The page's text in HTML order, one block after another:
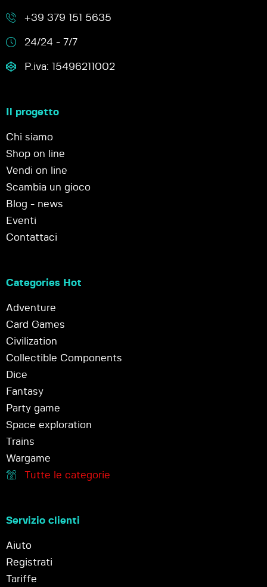
+39 379 151 5635
24/24 - 7/7
P.iva: 15496211002
Il progetto
Chi siamo
Shop on line
Vendi on line
Scambia un gioco
Blog - news
Eventi
Contattaci
Categories Hot
Adventure
Card Games
Civilization
Collectible Components
Dice
Fantasy
Party game
Space exploration
Trains
Wargame
Tutte le categorie
Servizio clienti
Aiuto
Registrati
Tariffe